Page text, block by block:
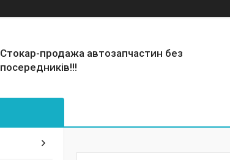
Стокар-продажа автозапчастин без
посередників!!!